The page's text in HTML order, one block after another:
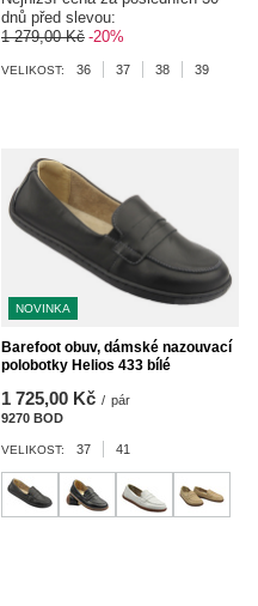
dnů před slevou:
1 279,00 Kč -20%
VELIKOST: 36 37 38 39
NOVINKA
Barefoot obuv, dámské nazouvací
polobotky Helios 433 bílé
1 725,00 Kč / pár
9270 BOD
VELIKOST: 37 41